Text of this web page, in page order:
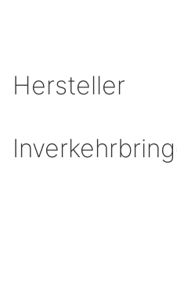
Hersteller